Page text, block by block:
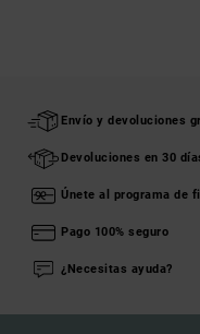
Envío y devoluciones
Devoluciones en 30
Únete al programa de
Pago 100% seguro
¿Necesitas ayuda?